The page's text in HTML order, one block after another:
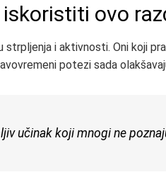
ovo
strpljenja i aktivnosti. Oni koji
potezi sada
učinak koji mnogi ne